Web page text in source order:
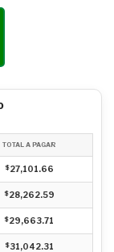
TOTAL A PAGAR
$27,101.66
$28,262.59
$29,663.71
$31,042.31